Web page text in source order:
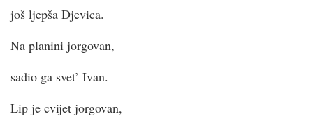
još ljepša Djevica.
Na planini jorgovan,
sadio ga svet’ Ivan.
Lip je cvijet jorgovan,